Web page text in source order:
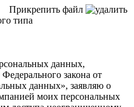
Прикрепить файл
типа
данных,
закона от
данных», заявляю о
моих персональных